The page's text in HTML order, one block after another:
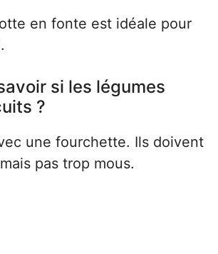
en fonte est idéale pour
si les légumes
?
une fourchette. Ils doivent
pas trop mous.